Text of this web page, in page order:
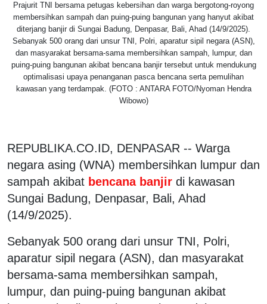
Prajurit TNI bersama petugas kebersihan dan warga bergotong-royong
membersihkan sampah dan puing-puing bangunan yang hanyut akibat
diterjang banjir di Sungai Badung, Denpasar, Bali, Ahad (14/9/2025).
Sebanyak 500 orang dari unsur TNI, Polri, aparatur sipil negara (ASN),
dan masyarakat bersama-sama membersihkan sampah, lumpur, dan
puing-puing bangunan akibat bencana banjir tersebut untuk mendukung
optimalisasi upaya penanganan pasca bencana serta pemulihan
kawasan yang terdampak. (FOTO : ANTARA FOTO/Nyoman Hendra
Wibowo)
REPUBLIKA.CO.ID, DENPASAR -- Warga
negara asing (WNA) membersihkan lumpur dan
sampah akibat bencana banjir di kawasan
Sungai Badung, Denpasar, Bali, Ahad
(14/9/2025).
Sebanyak 500 orang dari unsur TNI, Polri,
aparatur sipil negara (ASN), dan masyarakat
bersama-sama membersihkan sampah,
lumpur, dan puing-puing bangunan akibat